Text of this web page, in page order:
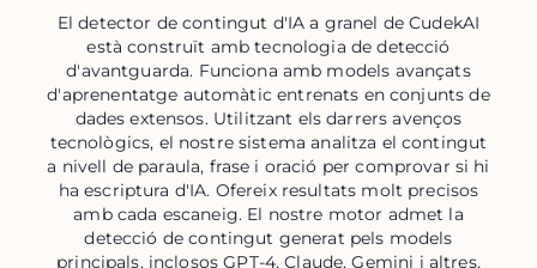
El detector de contingut d'IA a granel de CudekAI
està construït amb tecnologia de detecció
d'avantguarda. Funciona amb models avançats
d'aprenentatge automàtic entrenats en conjunts de
dades extensos. Utilitzant els darrers avenços
tecnològics, el nostre sistema analitza el contingut
a nivell de paraula, frase i oració per comprovar si hi
ha escriptura d'IA. Ofereix resultats molt precisos
amb cada escaneig. El nostre motor admet la
detecció de contingut generat pels models
principals, inclosos GPT-4, Claude, Gemini i altres,